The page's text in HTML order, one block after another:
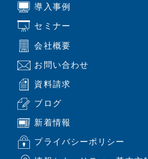
導入事例
セミナー
会社概要
お問い合わせ
資料請求
ブログ
新着情報
プライバシーポリシー